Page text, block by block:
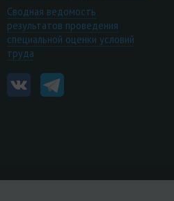
Сводная ведомость
результатов проведения
специальной оценки условий
труда